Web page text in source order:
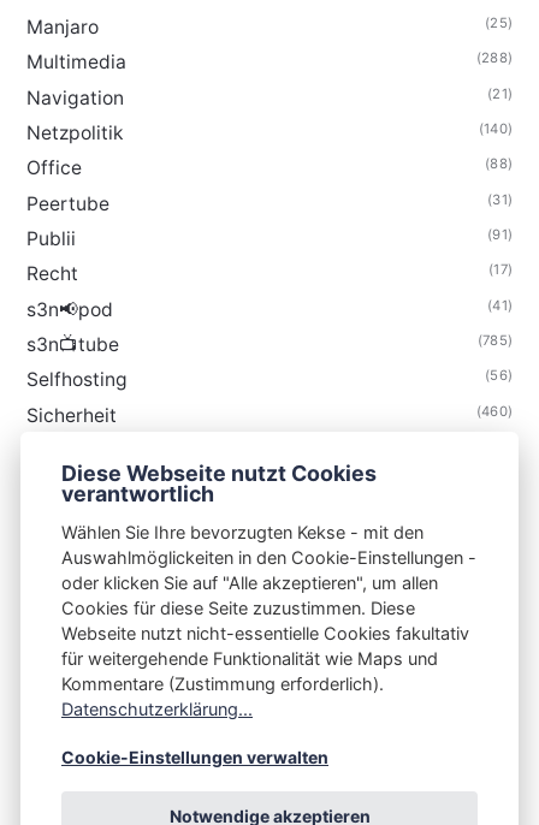
Manjaro (25)
Multimedia (288)
Navigation (21)
Netzpolitik (140)
Office (88)
Peertube (31)
Publii (91)
Recht (17)
s3n📢pod (41)
s3n📺tube (785)
Selfhosting (56)
Sicherheit (460)
Thunderbird
S3N🧩NET
Integrating Open-Source Blog Network (iOSBN)
Impressum
Kontakt
Diese Webseite nutzt Cookies
verantwortlich
Wählen Sie Ihre bevorzugten Kekse - mit den
Auswahlmöglickeiten in den Cookie-Einstellungen -
oder klicken Sie auf "Alle akzeptieren", um allen
Cookies für diese Seite zuzustimmen. Diese
Webseite nutzt nicht-essentielle Cookies fakultativ
für weitergehende Funktionalität wie Maps und
Kommentare (Zustimmung erforderlich).
Datenschutzerklärung...
Cookie-Einstellungen verwalten
Notwendige akzeptieren